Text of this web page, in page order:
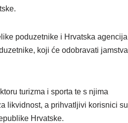
poduzetnike i Hrvatska agencija
koji će odobravati jamstva
turizma i sporta te s njima
likvidnost, a prihvatljivi korisnici su
Hrvatske.